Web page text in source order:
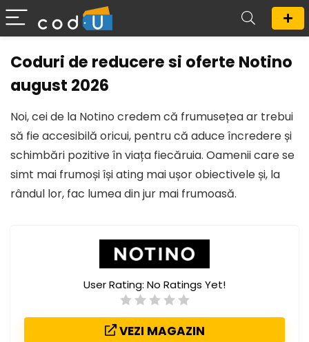
Coduri de reducere si oferte Notino
august 2026
Noi, cei de la Notino credem că frumusețea ar trebui
să fie accesibilă oricui, pentru că aduce încredere și
schimbări pozitive în viața fiecăruia. Oamenii care se
simt mai frumoși își ating mai ușor obiectivele și, la
rândul lor, fac lumea din jur mai frumoasă.
User Rating: No Ratings Yet!
VEZI MAGAZIN